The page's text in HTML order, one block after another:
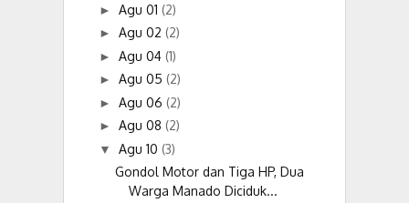
► Agu 01 (2)
► Agu 02 (2)
► Agu 04 (1)
► Agu 05 (2)
► Agu 06 (2)
► Agu 08 (2)
▼ Agu 10 (3)
Gondol Motor dan Tiga HP, Dua
Warga Manado Diciduk...